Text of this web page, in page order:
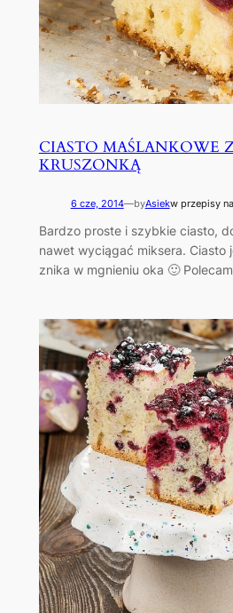
CIASTO MAŚLANKOWE
KRUSZONKĄ
6 cze, 2014—byAsiekw przepisy
Bardzo proste i szybkie ciasto,
nawet wyciągać miksera. Ciasto
znika w mgnieniu oka 🙂